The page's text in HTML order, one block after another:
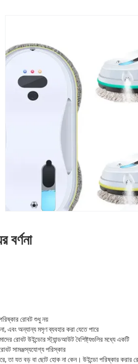
বর্ণনা
রোবট শুধু নয়
এবং অন্যান্য মসৃণ ব্যবহার করা যেতে পারে
রোবট উইন্ডোর স্ট্যান্ডআউট বৈশিষ্ট্যগুলির মধ্যে একটি
সামঞ্জস্যযোগ্য পরিস্কার
তা যত বড় বা ছোট হোক না কেন। উইন্ডো পরিষ্কার করার